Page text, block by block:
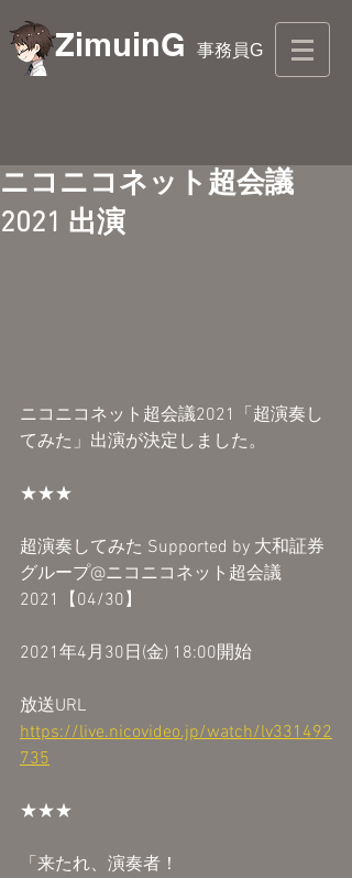
ZimuinG 事務員G
ニコニコネット超会議
2021 出演
ニコニコネット超会議2021「超演奏し
てみた」出演が決定しました。
★★★
超演奏してみた Supported by 大和証券
グループ@ニコニコネット超会議
2021【04/30】
2021年4月30日(金) 18:00開始
放送URL
https://live.nicovideo.jp/watch/lv331492
735
★★★
「来たれ、演奏者！